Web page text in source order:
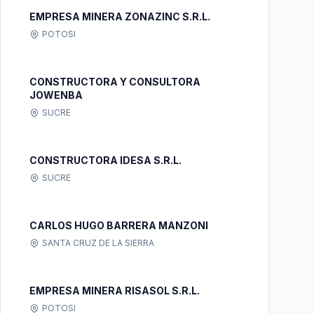
EMPRESA MINERA ZONAZINC S.R.L.
POTOSI
CONSTRUCTORA Y CONSULTORA
JOWENBA
SUCRE
CONSTRUCTORA IDESA S.R.L.
SUCRE
CARLOS HUGO BARRERA MANZONI
SANTA CRUZ DE LA SIERRA
EMPRESA MINERA RISASOL S.R.L.
POTOSI